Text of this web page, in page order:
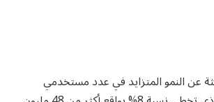
النمو المتزايد في عدد مستخدمي